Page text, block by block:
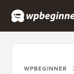
WPBEGINNER